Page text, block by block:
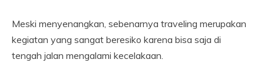
Meski menyenangkan, sebenarnya traveling merupakan
kegiatan yang sangat beresiko karena bisa saja di
tengah jalan mengalami kecelakaan.